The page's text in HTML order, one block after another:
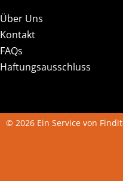
Über Uns
Kontakt
FAQs
Haftungsausschluss
© 2026 Ein Service von